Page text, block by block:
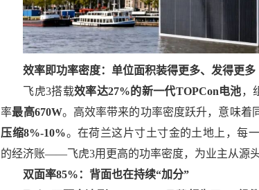
效率即功率密度：单位面积装得更多、发得更多
飞虎3搭载效率达27%的新一代TOPCon电池，
率最高670W。高效率带来的功率密度跃升，意味着
压缩8%-10%。在荷兰这片寸土寸金的土地上，每
的经济账——飞虎3用更高的功率密度，为业主从源
双面率85%：背面也在持续“加分”